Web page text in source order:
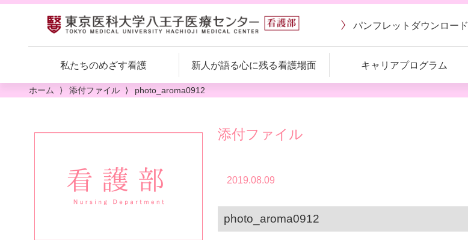
パンフレット ダウンロード
私たちのめざす看護 新人が語る心に残る看護場面 キャリアプログラム
ホーム 添付ファイル photo_aroma0912
添付ファイル
2019.08.09
photo_aroma0912
専門看護師・認定看護師の紹介
看護継続教育
院内研修構造図
eラーニング
臨時職員募集